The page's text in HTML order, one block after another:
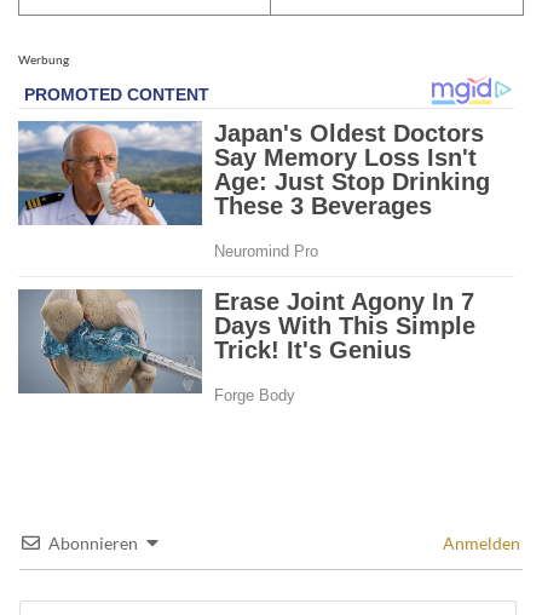
Werbung
Abonnieren Anmelden